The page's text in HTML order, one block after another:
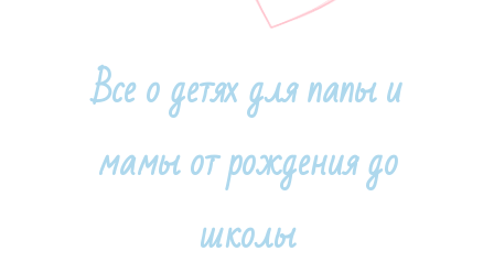
Все о детях для папы и
мамы от рождения до
школы